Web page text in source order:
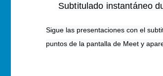
Subtitulado instantáneo
Sigue las presentaciones con el
puntos de la pantalla de Meet y